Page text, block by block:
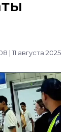
| 11 августа 2025